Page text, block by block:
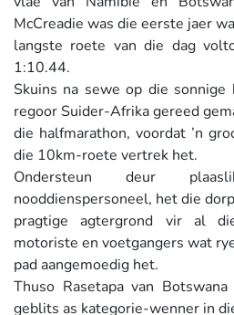
McCreadie was die eerste jaer
langste roete van die dag
1:10.44.
Skuins na sewe op die sonnige
regoor Suider-Afrika gereed
die halfmarathon, voordat ’n
die 10km-roete vertrek het.
Ondersteun deur
nooddienspersoneel, het die
pragtige agtergrond vir al
motoriste en voetgangers wat
pad aangemoedig het.
Thuso Rasetapa van
geblits as kategorie-wenner in